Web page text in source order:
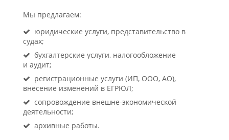
Мы предлагаем:
юридические услуги, представительство в
судах;
бухгалтерские услуги, налогообложение
и аудит;
регистрационные услуги (ИП, ООО, АО),
внесение изменений в ЕГРЮЛ;
сопровождение внешне-экономической
деятельности;
архивные работы.